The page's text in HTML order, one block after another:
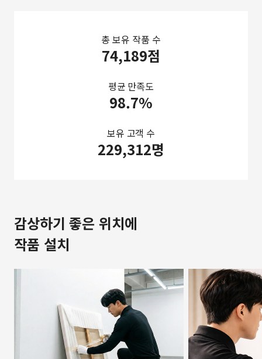
총 보유 작품 수
74,189점
평균 만족도
98.7%
보유 고객 수
229,312명
감상하기 좋은 위치에
작품 설치